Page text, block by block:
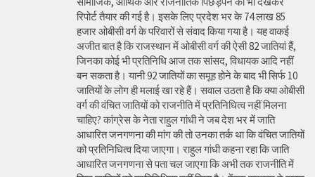
रिपोर्ट तैयार की गई है। इसके लिए प्रदेश भर के 74 लाख 85
हजार ओबीसी वर्ग के परिवारों से संवाद किया गया है। यह वाकई
अजीत बात है कि राजस्थान में ओबीसी वर्ग की ऐसी 82 जातियां हैं,
जिनका कोई भी प्रतिनिधि आज तक सांसद, विधायक आदि नहीं
बन सकता है। यानी 92 जातियों का समूह होने के बाद भी सिर्फ 10
जातियों के लोग ही मलाई खा रहे हैं। सवाल उठता है कि क्या ओबीसी
वर्ग की वंचित जातियों को राजनीति में प्रतिनिधित्व नहीं मिलना
चाहिए? कांग्रेस के नेता राहुल गांधी ने जब देश भर में जाति
आधारित जनगणना की मांग की तो उनका तर्क था कि वंचित जातियों
को प्रतिनिधित्व दिया जाएगा। राहुल गांधी कहना रहा कि जाति
आधारित जनगणना से पता चल जाएगा कि अभी तक राजनीति में